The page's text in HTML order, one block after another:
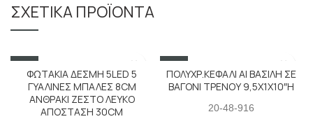
ΣΧΕΤΙΚΆ ΠΡΟΪΌΝΤΑ
SALE
ΦΩΤΑΚΙΑ ΔΕΣΜΗ 5LED 5
ΓΥΑΛΙΝΕΣ ΜΠΑΛΕΣ 8CM
ΑΝΘΡΑΚΙ ΖΕΣΤΟ ΛΕΥΚΟ
ΑΠΟΣΤΑΣΗ 30CM
SALE
ΠΟΛΥΧΡ.ΚΕΦΑΛΙ ΑΙ ΒΑΣΙΛΗ ΣΕ
ΒΑΓΟΝΙ ΤΡΕΝΟΥ 9,5X1X10″H
20-48-916